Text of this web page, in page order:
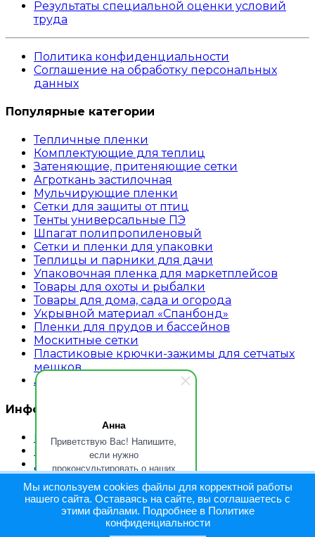
Анна
Приветствую Вас! Напишите,
если нужно
проконсультировать о наших
продуктах и услугах.
Результаты специальной оценки условий
труда
Политика конфиденциальности
Соглашение на обработку персональных
данных
Популярные категории
Тепличные пленки
Комплектующие для теплиц
Затеняющие, притеняющие сетки
Агроткань застилочная
Мульчирующие пленки
Сетки для защиты от птиц
Тенты универсальные ПЭ
Шпагат полипропиленовый
Сетки и пленки для упаковки
Теплицы и парники для дачи
Упаковочная пленка для маркетплейсов
Товары для охоты и рыбалки
Товары для дома, сада и огорода
Укрывной материал «Спанбонд»
Пленки для прудов и бассейнов
Москитные сетки
Пластиковые крючки-зажимы для сетчатых
мешков
Аварийное ограждение
Информация
Главная страница
Каталог
Доставка
Обратная связь
Контакты
Блог
Мы используем cookies файлы для корректной работы
нашего сайта. Оставаясь на сайте, вы соглашаетесь с
этими файлами. Подробнее в Политике
конфиденциальности